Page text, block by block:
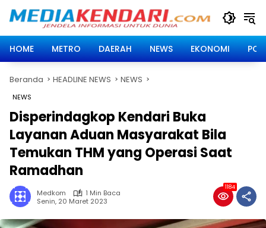
HOME
METRO DAERAH NEWS EKONOMI
Beranda HEADLINE NEWS NEWS
NEWS
Disperindagkop Kendari Buka
Layanan Aduan Masyarakat Bila
Temukan THM yang Operasi Saat
Ramadhan
Medkom
1 Min Baca
Senin, 20 Maret 2023
1184